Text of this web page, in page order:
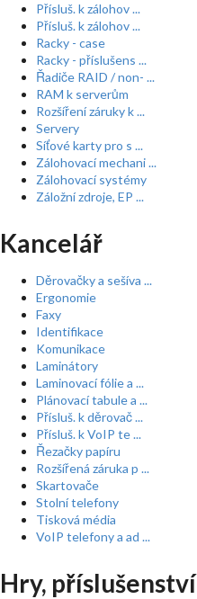
Přísluš. k zálohov ...
Přísluš. k zálohov ...
Racky - case
Racky - příslušens ...
Řadiče RAID / non- ...
RAM k serverům
Rozšíření záruky k ...
Servery
Síťové karty pro s ...
Zálohovací mechani ...
Zálohovací systémy
Záložní zdroje, EP ...
Kancelář
Děrovačky a sešíva ...
Ergonomie
Faxy
Identifikace
Komunikace
Laminátory
Laminovací fólie a ...
Plánovací tabule a ...
Přísluš. k děrovač ...
Přísluš. k VoIP te ...
Řezačky papíru
Rozšířená záruka p ...
Skartovače
Stolní telefony
Tisková média
VoIP telefony a ad ...
Hry, příslušenství